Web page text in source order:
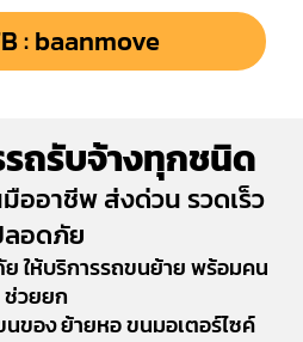
: baanmove
ถรับจ้างทุกชนิด
ออาชีพ ส่งด่วน รวดเร็ว
อดภัย
ให้บริการรถขนย้าย พร้อมคน
ช่วยยก
ของ ย้ายหอ ขนมอเตอร์ไซค์